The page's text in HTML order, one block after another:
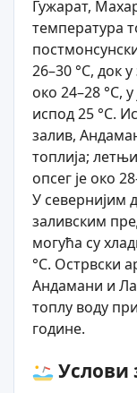
Гужарат,
температура
26–30 °C, док
око 24–28 °C,
испод 25 °C.
залив,
топлија;
опсег је око
У севернијим
заливским
могућа су
°C. Острвски
Андамани и
топлу воду
године.
Услови